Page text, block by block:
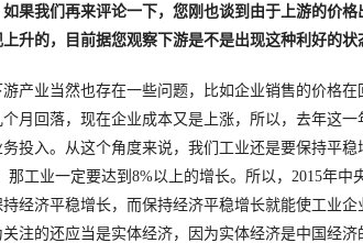
果我们再来评论一下，您刚也谈到由于上游的价
升的，目前据您观察下游是不是出现这种利好的状
业当然也存在一些问题，比如企业销售的价格在
月回落，现在企业成本又是上涨，所以，去年这
投入。从这个角度来说，我们工业还是要保持平
那工业一定要达到8%以上的增长。所以，2015年中
经济平稳增长，而保持经济平稳增长就能使工业
注的还应当是实体经济，因为实体经济是中国经济